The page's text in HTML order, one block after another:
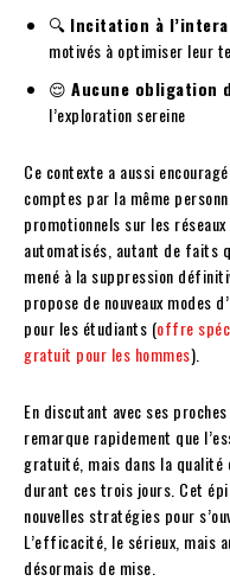
🔍 Incitation à
motivés à optimiser leur
😌 Aucune obligation
l’exploration sereine
Ce contexte a aussi
comptes par la même
promotionnels sur les
automatisés, autant de faits
mené à la suppression
propose de nouveaux modes
pour les étudiants (offre
gratuit pour les hommes).
En discutant avec ses
remarque rapidement que
gratuité, mais dans la qualité
durant ces trois jours. Cet
nouvelles stratégies pour
L’efficacité, le sérieux, mais
désormais de mise.